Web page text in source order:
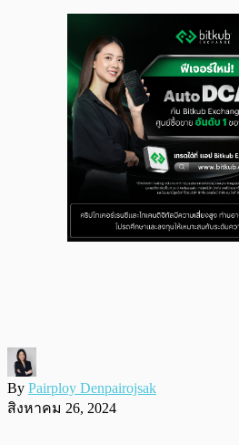
By Pairploy Denpairojsak
สิงหาคม 26, 2024